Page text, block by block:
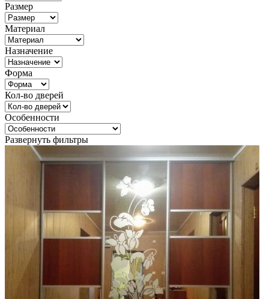
Размер
Материал
Назначение
Форма
Кол-во дверей
Особенности
Развернуть фильтры